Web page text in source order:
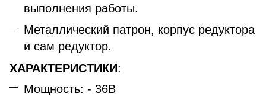
выполнения работы.
Металлический патрон, корпус редуктора
и сам редуктор.
ХАРАКТЕРИСТИКИ:
Мощность: - 36В